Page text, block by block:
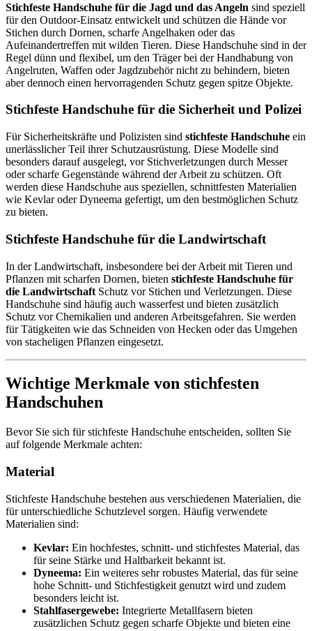
Stichfeste Handschuhe für die Jagd und das Angeln sind speziell
für den Outdoor-Einsatz entwickelt und schützen die Hände vor
Stichen durch Dornen, scharfe Angelhaken oder das
Aufeinandertreffen mit wilden Tieren. Diese Handschuhe sind in der
Regel dünn und flexibel, um den Träger bei der Handhabung von
Angelruten, Waffen oder Jagdzubehör nicht zu behindern, bieten
aber dennoch einen hervorragenden Schutz gegen spitze Objekte.
Stichfeste Handschuhe für die Sicherheit und Polizei
Für Sicherheitskräfte und Polizisten sind stichfeste Handschuhe ein
unerlässlicher Teil ihrer Schutzausrüstung. Diese Modelle sind
besonders darauf ausgelegt, vor Stichverletzungen durch Messer
oder scharfe Gegenstände während der Arbeit zu schützen. Oft
werden diese Handschuhe aus speziellen, schnittfesten Materialien
wie Kevlar oder Dyneema gefertigt, um den bestmöglichen Schutz
zu bieten.
Stichfeste Handschuhe für die Landwirtschaft
In der Landwirtschaft, insbesondere bei der Arbeit mit Tieren und
Pflanzen mit scharfen Dornen, bieten stichfeste Handschuhe für
die Landwirtschaft Schutz vor Stichen und Verletzungen. Diese
Handschuhe sind häufig auch wasserfest und bieten zusätzlich
Schutz vor Chemikalien und anderen Arbeitsgefahren. Sie werden
für Tätigkeiten wie das Schneiden von Hecken oder das Umgehen
von stacheligen Pflanzen eingesetzt.
Wichtige Merkmale von stichfesten
Handschuhen
Bevor Sie sich für stichfeste Handschuhe entscheiden, sollten Sie
auf folgende Merkmale achten:
Material
Stichfeste Handschuhe bestehen aus verschiedenen Materialien, die
für unterschiedliche Schutzlevel sorgen. Häufig verwendete
Materialien sind:
Kevlar: Ein hochfestes, schnitt- und stichfestes Material, das
für seine Stärke und Haltbarkeit bekannt ist.
Dyneema: Ein weiteres sehr robustes Material, das für seine
hohe Schnitt- und Stichfestigkeit genutzt wird und zudem
besonders leicht ist.
Stahlfasergewebe: Integrierte Metallfasern bieten
zusätzlichen Schutz gegen scharfe Objekte und bieten eine